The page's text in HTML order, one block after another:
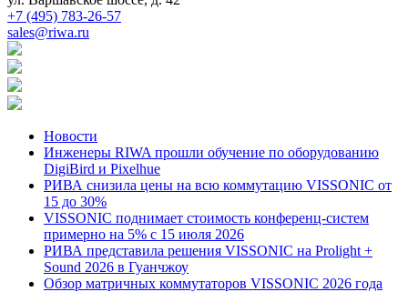
+7 (495) 783-26-57
sales@riwa.ru
Новости
Инженеры RIWA прошли обучение по оборудованию
DigiBird и Pixelhue
РИВА снизила цены на всю коммутацию VISSONIC от
15 до 30%
VISSONIC поднимает стоимость конференц-систем
примерно на 5% с 15 июля 2026
РИВА представила решения VISSONIC на Prolight +
Sound 2026 в Гуанчжоу
Обзор матричных коммутаторов VISSONIC 2026 года